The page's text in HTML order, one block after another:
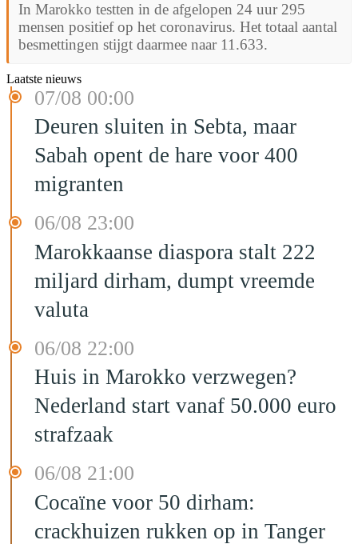
In Marokko testten in de afgelopen 24 uur 295
mensen positief op het coronavirus. Het totaal aantal
besmettingen stijgt daarmee naar 11.633.
Laatste nieuws
07/08 00:00
Deuren sluiten in Sebta, maar
Sabah opent de hare voor 400
migranten
06/08 23:00
Marokkaanse diaspora stalt 222
miljard dirham, dumpt vreemde
valuta
06/08 22:00
Huis in Marokko verzwegen?
Nederland start vanaf 50.000 euro
strafzaak
06/08 21:00
Cocaïne voor 50 dirham:
crackhuizen rukken op in Tanger